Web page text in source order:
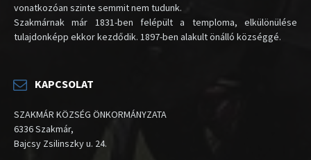
vonatkozóan szinte semmit nem tudunk.
Szakmárnak már 1831-ben felépült a temploma, elkülönülése
tulajdonképp ekkor kezdődik. 1897-ben alakult önálló községgé.
KAPCSOLAT
SZAKMÁR KÖZSÉG ÖNKORMÁNYZATA
6336 Szakmár,
Bajcsy Zsilinszky u. 24.